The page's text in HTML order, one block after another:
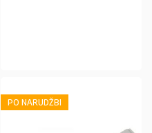
PO NARUDŽBI